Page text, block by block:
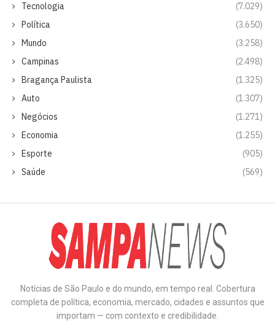
Tecnologia
(7.029)
Política
(3.650)
Mundo
(3.258)
Campinas
(2.498)
Bragança Paulista
(1.325)
Auto
(1.307)
Negócios
(1.271)
Economia
(1.255)
Esporte
(905)
Saúde
(569)
Notícias de São Paulo e do mundo, em tempo real. Cobertura
completa de política, economia, mercado, cidades e assuntos que
importam — com contexto e credibilidade.